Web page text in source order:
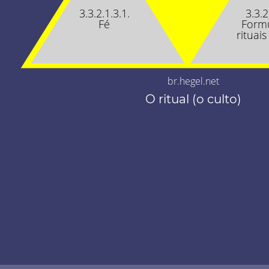
3.3.2.1.3.1.
Fé
br.hegel.net
O ritual (o culto)